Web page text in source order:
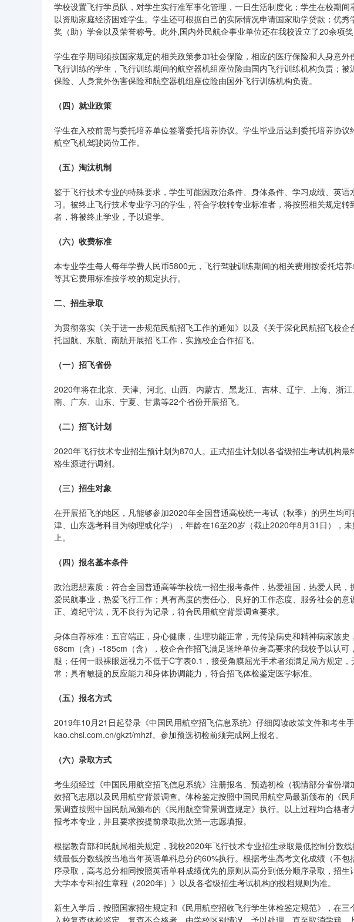
学校设置飞行学员队，对学生实行准军事化管理，一日生活制度化；学生在校期
以资助家庭经济困难学生。学生还可根据自己的实际情况申请国家助学贷款；优
奖（助）学金以及荣誉称号。此外,国内外民航企事业单位还在我校设立了20余项
学生在学期间须按国家规定的相关政策参加社会保险，相应的医疗保险和人身意
飞行训练的学生，飞行训练期间的航空器机组座位险由国内飞行训练机构负责；
保险、人身意外伤害保险和航空器机组座位险由国外飞行训练机构负责。
（四）就业政策
学生在入校前需与委托培养单位签署委托培养协议。学生毕业后达到委托培养协
航空飞机驾驶岗位工作。
（五）淘汰机制
鉴于飞行技术专业的特殊要求，学生可能因政治条件、身体条件、学习成绩、英
习。被终止飞行技术专业学习的学生，符合学校转专业标准者，将按照相关规定
者，将被终止学业，予以退学。
（六）收费标准
本专业学生每人每年学费人民币5800元，飞行驾驶训练期间的相关费用按委托培
等其它费用标准按学校的规定执行。
二、招生录取
为贯彻落实《关于进一步规范民航招飞工作的通知》以及《关于深化民航招飞校
托国航、东航、南航开展招飞工作，实施校企合作招飞。
（一）招飞省份
2020年将在北京、天津、河北、山西、内蒙古、黑龙江、吉林、辽宁、上海、浙
南、广东、山东、宁夏、甘肃等22个省份开展招飞。
（二）招飞计划
2020年飞行技术专业招生预计划为870人。正式招生计划以各省级招生考试机构
格生源进行调剂。
（三）招生对象
在开展招飞的地区，凡能够参加2020年全国普通高校统一考试（秋季）的男生均
津、山东选考科目为物理或化学），年龄在16至20岁（截止2020年8月31日），
上。
（四）报名基本条件
政治思想素质：符合全国普通高等学校统一招生报考条件，热爱祖国，热爱人民
爱民航事业，热爱飞行工作；具有高度的责任心、良好的工作态度、服务社会的
正、遵纪守法，无不良行为记录，符合民用航空背景调查要求。
身体自荐标准：五官端正，身心健康，生理功能正常，无传染病史和精神病家族
68cm（含）-185cm（含），校企合作招飞满足送培单位身高要求的我校予以认可
腿；任何一眼裸眼远视力不低于C字表0.1，接受角膜屈光手术者须满足局方规定
常；具有敏捷的反应能力和身体协调能力，符合招飞体检鉴定医学标准。
（五）报名方式
2019年10月21日起登录《中国民用航空招飞信息系统》仔细阅读政策文件和考生
kao.chsi.com.cn/gkzt/mhzf。参加预选初检前须完成网上报名。
（六）录取方式
考生须经过《中国民用航空招飞信息系统》注册报名、预选初检（视情部分省份
效招飞志愿以及民用航空背景调查。体检鉴定按照中国民用航空局最新颁布的《
景调查按照中国民航局颁布的《民用航空背景调查规定》执行。以上过程均合格
报考本专业，并且要求按提前录取批次第一志愿填报。
根据教育部和民航局相关规定，我校2020年飞行技术专业招生录取最低控制分数
绩最低分数线按当地当年英语单科总分的60%执行。根据考生高考文化成绩（不
序录取，高考总分相同按照英语单科成绩优先的原则从高分到低分顺序录取，招
大学本专科招生章程（2020年）》以及各省级招生考试机构的投档规则为准。
新生入学后，按照国家招生规定和《民用航空招收飞行学生体检鉴定规范》，在
入校复查体检鉴定。复查不合格者，由学校区别情况，予以处理，直至取消学籍